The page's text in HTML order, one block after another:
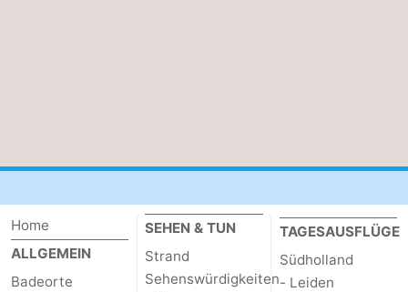
Julianahoeve
-
Home
ALLGEMEIN
Badeorte
SEHEN & TUN
Strand
Sehenswürdigkeiten
TAGESAUSFLÜGE
Südholland
- Leiden